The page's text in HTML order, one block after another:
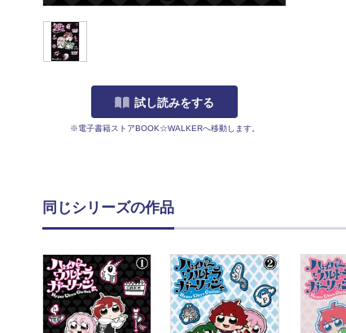
試し読みをする
※電子書籍ストアBOOK☆WALKERへ移動します。
同じシリーズの作品